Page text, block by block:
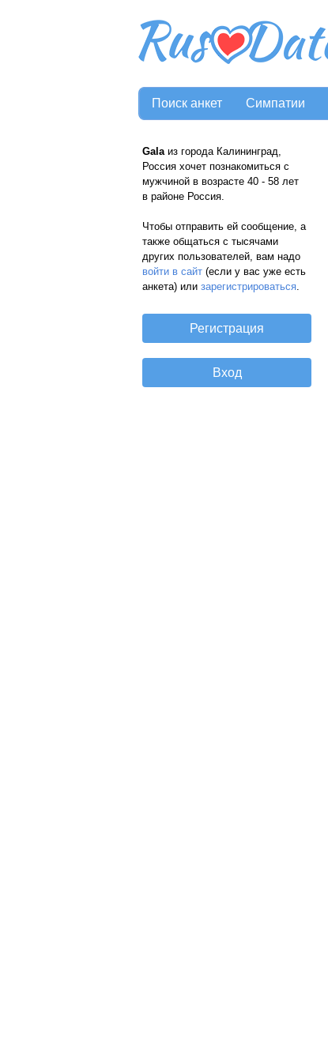
Поиск анкет Симпатии
Galaиз города Калининград,
Россия хочет познакомиться с
мужчиной в возрасте 40 - 58 лет
в районе Россия.
Чтобы отправить ей сообщение, а
также общаться с тысячами
других пользователей, вам надо
войти в сайт (если у вас уже есть
анкета) или зарегистрироваться.